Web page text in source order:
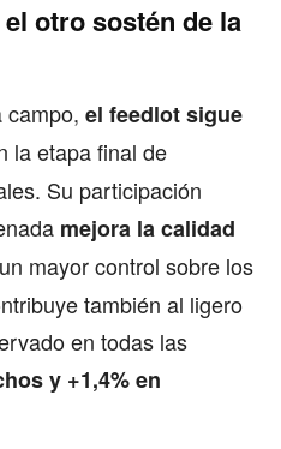
otro sostén de la
campo, el feedlot sigue
la etapa final de
Su participación
mejora la calidad
mayor control sobre los
también al ligero
en todas las
y +1,4% en